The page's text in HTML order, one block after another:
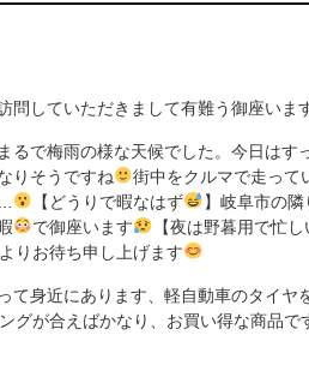
問していただきまして有難う御座います
るで梅雨の様な天候でした。今日はす
りそうですね
街中をクルマで走って
【どうりで暇なはず
】岐阜市の
で御座います 【夜は野暮用で忙
りお待ち申し上げます
て身近にあります、軽自動車のタイヤ
グが合えばかなり、お買い得な商品